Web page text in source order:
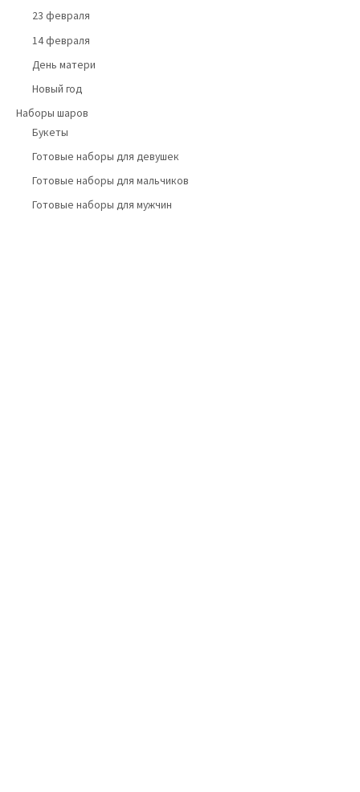
23 февраля
14 февраля
День матери
Новый год
Наборы шаров
Букеты
Готовые наборы для девушек
Готовые наборы для мальчиков
Готовые наборы для мужчин